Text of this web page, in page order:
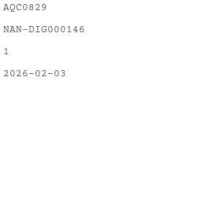
AQC0829
NAN-DIG000146
1
2026-02-03